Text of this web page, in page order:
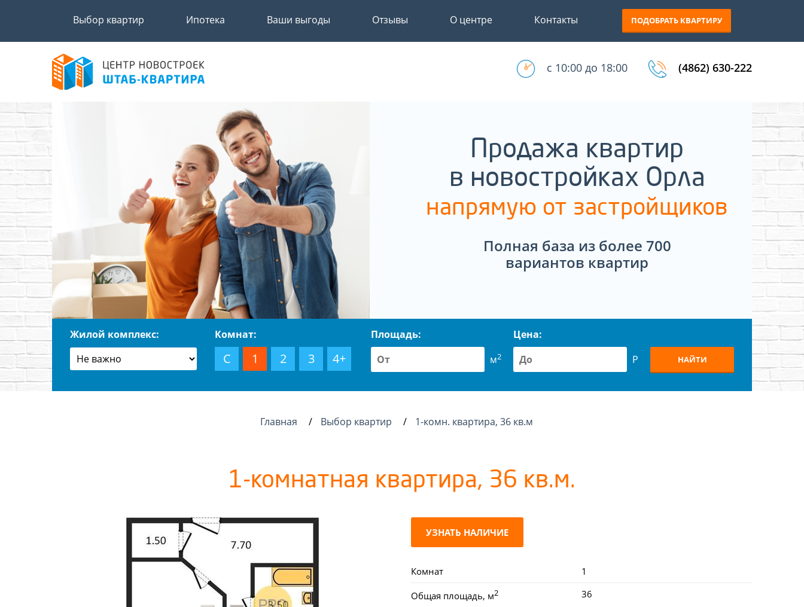
Выбор квартир Ипотека Ваши выгоды Отзывы О центре Контакты ПОДОБРАТЬ КВАРТИРУ
с 10:00 до 18:00 (4862) 630-222
Продажа квартир
в новостройках Орла
напрямую от застройщиков
Полная база из более 700
вариантов квартир
Жилой комплекс: Комнат:
С 1 2 3 4+
Площадь:
м2
Цена:
Р
НАЙТИ
Главная Выбор квартир 1-комн. квартира, 36 кв.м
1-комнатная квартира, 36 кв.м.
УЗНАТЬ НАЛИЧИЕ
Комнат 1
Общая площадь, м2 36